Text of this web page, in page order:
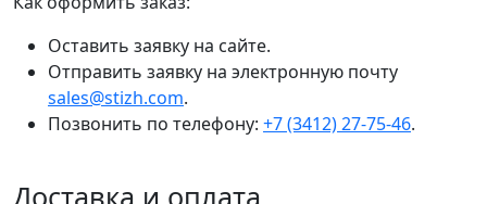
Оставить заявку на сайте.
Отправить заявку на электронную почту
sales@stizh.com.
Позвонить по телефону: +7 (3412) 27-75-46.
Доставка и оплата